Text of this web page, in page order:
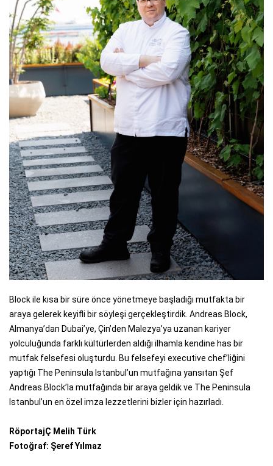
Block ile kısa bir süre önce yönetmeye başladığı mutfakta bir
araya gelerek keyifli bir söyleşi gerçekleştirdik. Andreas Block,
Almanya’dan Dubai’ye, Çin’den Malezya’ya uzanan kariyer
yolculuğunda farklı kültürlerden aldığı ilhamla kendine has bir
mutfak felsefesi oluşturdu. Bu felsefeyi executive chef’liğini
yaptığı The Peninsula Istanbul’un mutfağına yansıtan Şef
Andreas Block’la mutfağında bir araya geldik ve The Peninsula
Istanbul’un en özel imza lezzetlerini bizler için hazırladı.
RöportajÇ Melih Türk
Fotoğraf: Şeref Yılmaz